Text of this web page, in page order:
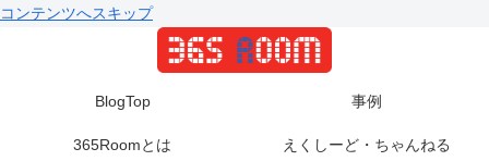
コンテンツへスキップ
BlogTop 事例
365Roomとは えくしーど・ちゃんねる